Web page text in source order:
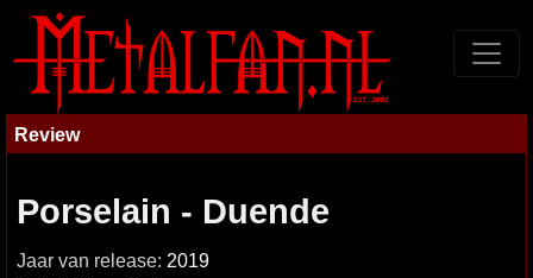
Review
Porselain - Duende
Jaar van release: 2019